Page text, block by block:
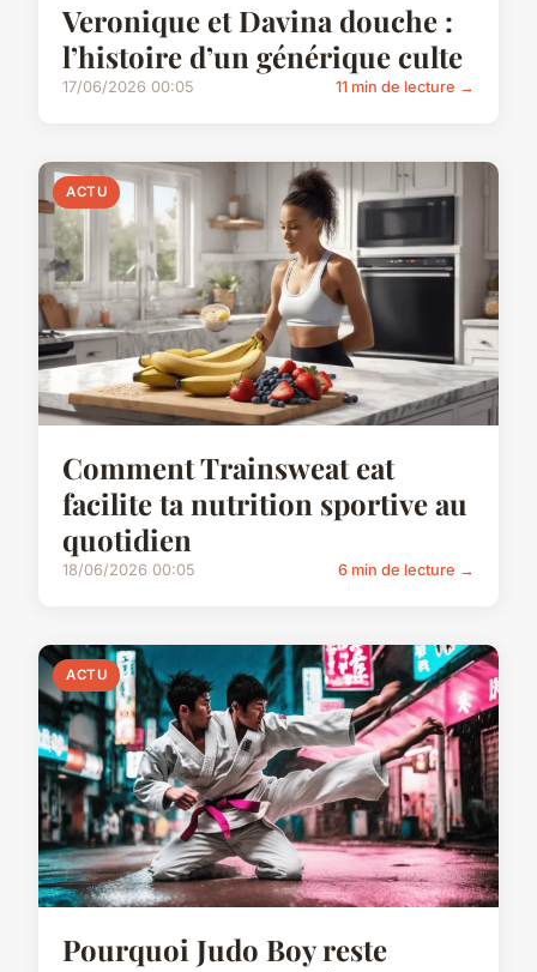
Veronique et Davina douche :
l’histoire d’un générique culte
17/06/2026 00:05 11 min de lecture →
ACTU
Comment Trainsweat eat
facilite ta nutrition sportive au
quotidien
18/06/2026 00:05 6 min de lecture →
ACTU
Pourquoi Judo Boy reste